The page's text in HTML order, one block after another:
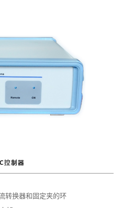
转换器和固定夹的环